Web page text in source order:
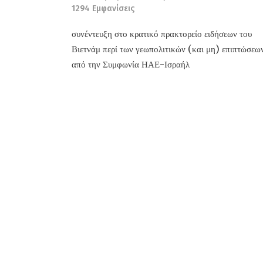
1294 Εμφανίσεις
συνέντευξη στο κρατικό πρακτορείο ειδήσεων του
Βιετνάμ περί των γεωπολιτικών (και μη)
από την Συμφωνία ΗΑΕ-Ισραήλ